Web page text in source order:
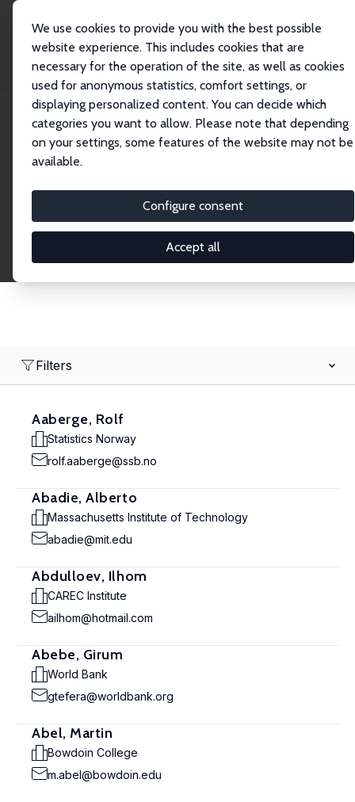
We use cookies to provide you with the best possible
website experience. This includes cookies that are
necessary for the operation of the site, as well as cookies
used for anonymous statistics, comfort settings, or
displaying personalized content. You can decide which
categories you want to allow. Please note that depending
on your settings, some features of the website may not be
available.
Configure consent
Accept all
Network
Netzwerk-Suche
2.000 Research Fellows und Affiliates von mehr als
450 Forschungseinrichtungen weltweit. Nutzen Sie
die Filter in der linken Spalte, um Ihre Suche
Filters
Aaberge, Rolf
Statistics Norway
rolf.aaberge@ssb.no
Abadie, Alberto
Massachusetts Institute of Technology
abadie@mit.edu
Abdulloev, Ilhom
CAREC Institute
ailhom@hotmail.com
Abebe, Girum
World Bank
gtefera@worldbank.org
Abel, Martin
Bowdoin College
m.abel@bowdoin.edu